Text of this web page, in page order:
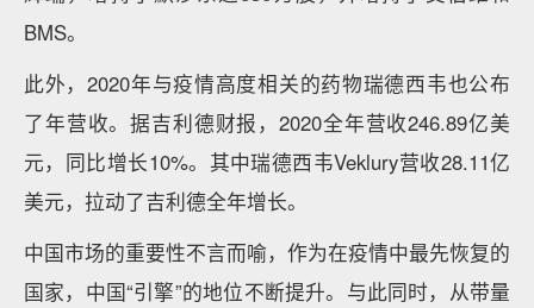
BMS。
此外，2020年与疫情高度相关的药物瑞德西韦也公布
了年营收。据吉利德财报，2020全年营收246.89亿美
元，同比增长10%。其中瑞德西韦Veklury营收28.11亿
美元，拉动了吉利德全年增长。
中国市场的重要性不言而喻，作为在疫情中最先恢复的
国家，中国“引擎”的地位不断提升。与此同时，从带量